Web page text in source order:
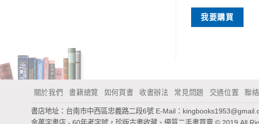
我要購買
關於我們 書籍總覽 如何買書 收書辦法 常見問題 交通位置 聯
書店地址：台南市中西區忠義路二段6號 E-Mail：